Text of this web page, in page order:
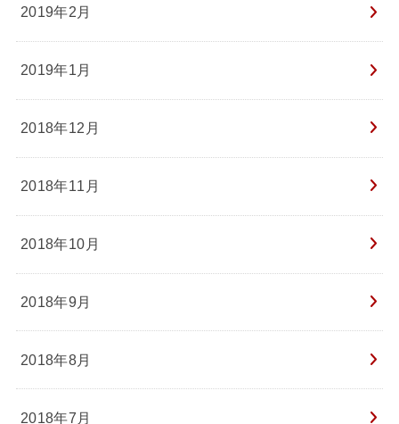
2019年2月
2019年1月
2018年12月
2018年11月
2018年10月
2018年9月
2018年8月
2018年7月